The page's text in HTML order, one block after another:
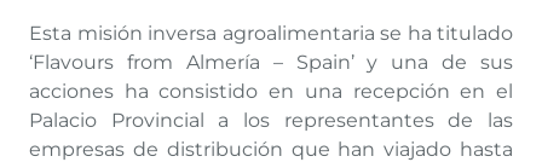
Esta misión inversa agroalimentaria se ha titulado
‘Flavours from Almería – Spain’ y una de sus
acciones ha consistido en una recepción en el
Palacio Provincial a los representantes de las
empresas de distribución que han viajado hasta